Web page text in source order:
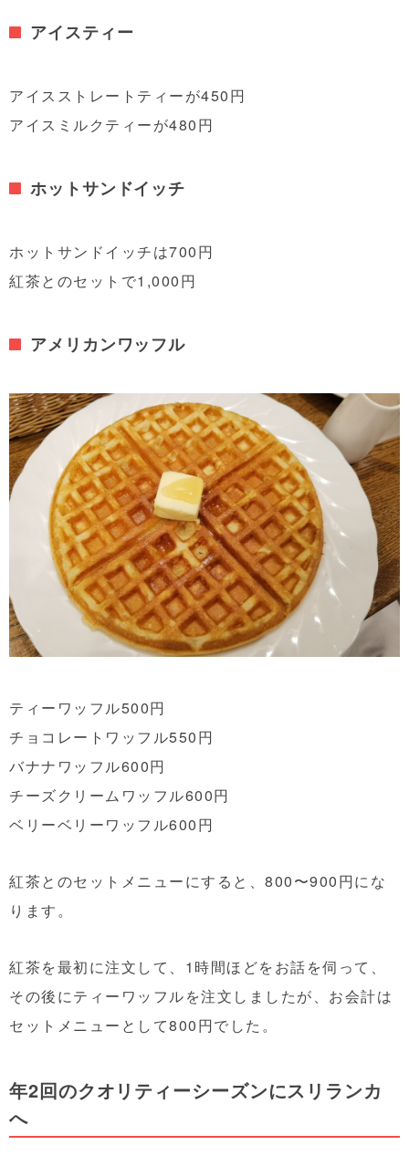
アイスティー
アイスストレートティーが450円
アイスミルクティーが480円
ホットサンドイッチ
ホットサンドイッチは700円
紅茶とのセットで1,000円
アメリカンワッフル
ティーワッフル500円
チョコレートワッフル550円
バナナワッフル600円
チーズクリームワッフル600円
ベリーベリーワッフル600円
紅茶とのセットメニューにすると、800〜900円にな
ります。
紅茶を最初に注文して、1時間ほどをお話を伺って、
その後にティーワッフルを注文しましたが、お会計は
セットメニューとして800円でした。
年2回のクオリティーシーズンにスリランカ
へ